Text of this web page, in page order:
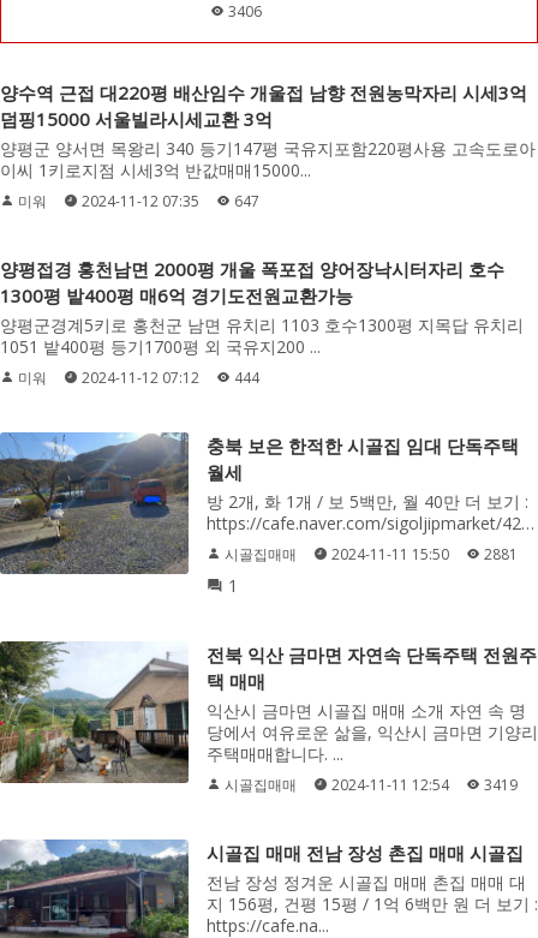
3406
양수역 근접 대220평 배산임수 개울접 남향 전원농막자리 시세3억
덤핑15000 서울빌라시세교환 3억
양평군 양서면 목왕리 340 등기147평 국유지포함220평사용 고속도로아
이씨 1키로지점 시세3억 반값매매15000...
미워 2024-11-12 07:35 647
양평접경 홍천남면 2000평 개울 폭포접 양어장낙시터자리 호수
1300평 밭400평 매6억 경기도전원교환가능
양평군경계5키로 홍천군 남면 유치리 1103 호수1300평 지목답 유치리
1051 밭400평 등기1700평 외 국유지200 ...
미워 2024-11-12 07:12 444
충북 보은 한적한 시골집 임대 단독주택
월세
방 2개, 화 1개 / 보 5백만, 월 40만 더 보기 :
https://cafe.naver.com/sigoljipmarket/4267
시골집매매 2024-11-11 15:50 2881
1
전북 익산 금마면 자연속 단독주택 전원주
택 매매
익산시 금마면 시골집 매매 소개 자연 속 명
당에서 여유로운 삶을, 익산시 금마면 기양리
주택매매합니다. ...
시골집매매 2024-11-11 12:54 3419
시골집 매매 전남 장성 촌집 매매 시골집
전남 장성 정겨운 시골집 매매 촌집 매매 대
지 156평, 건평 15평 / 1억 6백만 원 더 보기 :
https://cafe.na...